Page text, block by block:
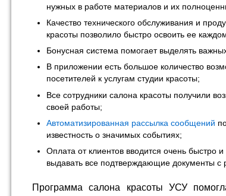
нужных в работе материалов и их
Качество технического обслуживания и
красоты позволило быстро освоить ее
Бонусная система помогает выделять
В приложении есть большое количество
посетителей к услугам студии красоты;
Все сотрудники салона красоты получили
своей работы;
Автоматизированная рассылка сообщений
известность о значимых событиях;
Оплата от клиентов вводится очень быстро
выдавать все подтверждающие документы с
Программа салона красоты УСУ